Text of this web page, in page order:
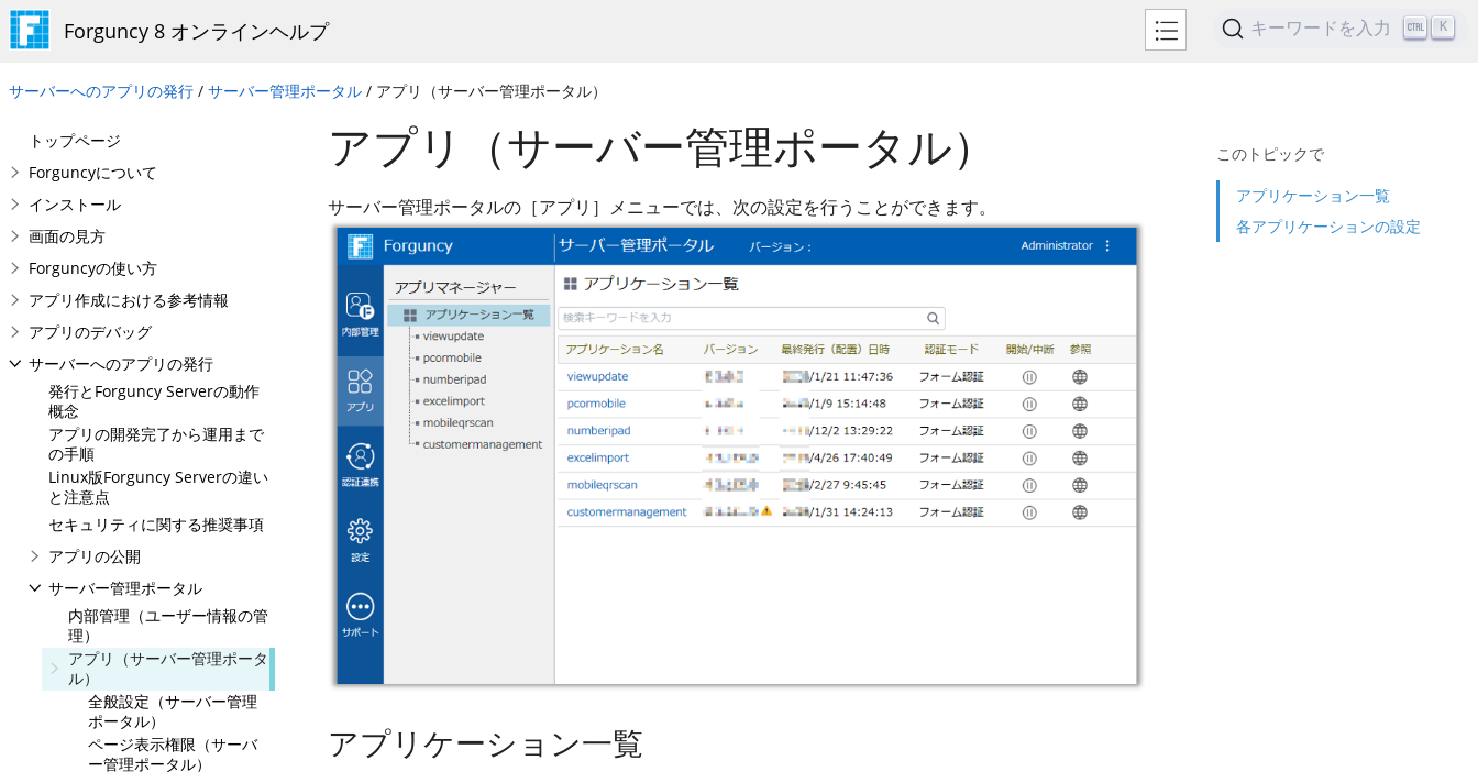
Forguncy 8 オンラインヘルプ キーワードを入力 K
サーバーへのアプリの発行 / サーバー管理ポータル / アプリ（サーバー管理ポータル）
このトピックで
アプリケーション一覧
各アプリケーションの設定
トップページ
Forguncyについて
インストール
画面の見方
Forguncyの使い方
アプリ作成における参考情報
アプリのデバッグ
サーバーへのアプリの発行
発行とForguncy Serverの動作
概念
アプリの開発完了から運用まで
の手順
Linux版Forguncy Serverの違い
と注意点
セキュリティに関する推奨事項
アプリの公開
サーバー管理ポータル
内部管理（ユーザー情報の管
理）
アプリ（サーバー管理ポータ
ル）
全般設定（サーバー管理
ポータル）
ページ表示権限（サーバ
ー管理ポータル）
アプリ（サーバー管理ポータル）
サーバー管理ポータルの［アプリ］メニューでは、次の設定を行うことができます。
アプリケーション一覧